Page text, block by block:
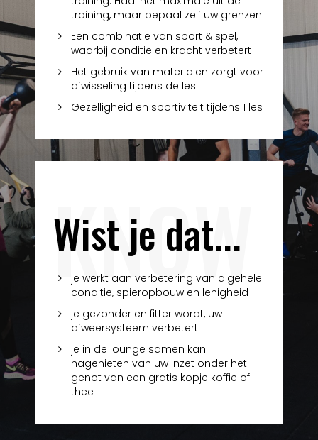
training, maar bepaal zelf uw grenzen
Een combinatie van sport & spel,
waarbij conditie en kracht verbetert
Het gebruik van materialen zorgt voor
afwisseling tijdens de les
Gezelligheid en sportiviteit tijdens 1 les
KNOW
Wist je dat...
je werkt aan verbetering van algehele
conditie, spieropbouw en lenigheid
je gezonder en fitter wordt, uw
afweersysteem verbetert!
je in de lounge samen kan
nagenieten van uw inzet onder het
genot van een gratis kopje koffie of
thee